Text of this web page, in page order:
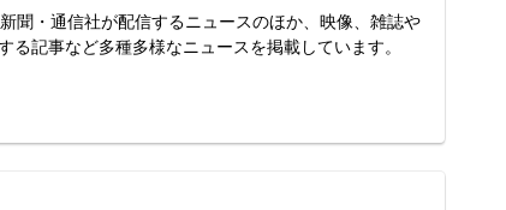
聞・通信社が配信するニュースのほか、映像、雑誌や
る記事など多種多様なニュースを掲載しています。